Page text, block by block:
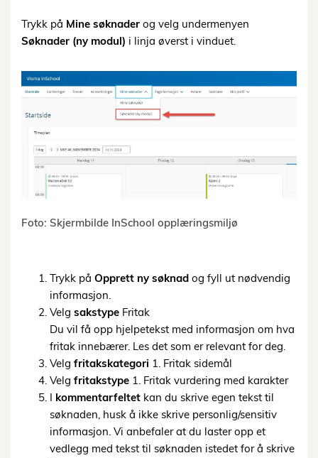
Trykk på Mine søknader og velg undermenyen
Søknader (ny modul) i linja øverst i vinduet.
Foto: Skjermbilde InSchool opplæringsmiljø
Trykk på Opprett ny søknad og fyll ut nødvendig
informasjon.
Velg sakstype Fritak
Du vil få opp hjelpetekst med informasjon om hva
fritak innebærer. Les det som er relevant for deg.
Velg fritakskategori 1. Fritak sidemål
Velg fritakstype 1. Fritak vurdering med karakter
I kommentarfeltet kan du skrive egen tekst til
søknaden, husk å ikke skrive personlig/sensitiv
informasjon. Vi anbefaler at du laster opp et
vedlegg med tekst til søknaden istedet for å skrive